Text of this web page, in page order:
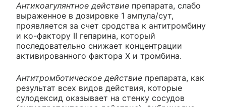
Антикоагулянтное действие препарата, слабо
выраженное в дозировке 1 ампула/сут,
проявляется за счет сродства к антитромбину
и ко-фактору ІІ гепарина, который
последовательно снижает концентрации
активированного фактора Х и тромбина.
Антитромботическое действие препарата, как
результат всех видов действия, которые
сулодексид оказывает на стенку сосудов